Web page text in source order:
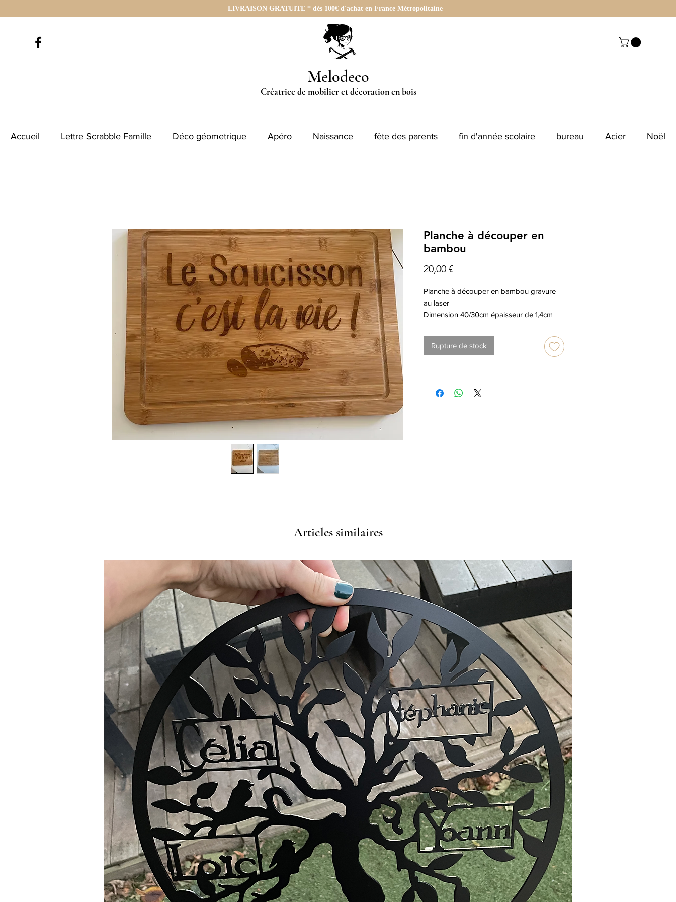
LIVRAISON GRATUITE * dès 100€ d'achat en France Métropolitaine
Melodeco
Créatrice de mobilier et décoration en bois
Accueil Lettre Scrabble Famille Déco géometrique Apéro Naissance fête des parents fin d'année scolaire bureau Acier Noël
Articles similaires
Planche à découper en
bambou
20,00 €Prix
Planche à découper en bambou gravure
au laser
Dimension 40/30cm épaisseur de 1,4cm
Rupture de stock